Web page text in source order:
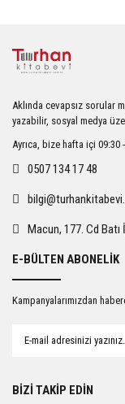
Ürün
Ürün fiyatı diğer
Bu ürüne benzer
Aklında cevapsız sorular
yazabilir, sosyal medya
Ayrıca, bize hafta içi
0507 134 17 48
Macun, 177. Cd
E-BÜLTEN ABONELİK
Kampanyalarımızdan
BİZİ TAKİP EDİN